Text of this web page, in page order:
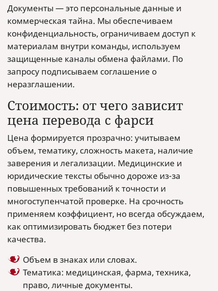
Документы — это персональные данные и
коммерческая тайна. Мы обеспечиваем
конфиденциальность, ограничиваем доступ к
материалам внутри команды, используем
защищенные каналы обмена файлами. По
запросу подписываем соглашение о
неразглашении.
Стоимость: от чего зависит
цена перевода с фарси
Цена формируется прозрачно: учитываем
объем, тематику, сложность макета, наличие
заверения и легализации. Медицинские и
юридические тексты обычно дороже из-за
повышенных требований к точности и
многоступенчатой проверке. На срочность
применяем коэффициент, но всегда обсуждаем,
как оптимизировать бюджет без потери
качества.
Объем в знаках или словах.
Тематика: медицинская, фарма, техника,
право, личные документы.